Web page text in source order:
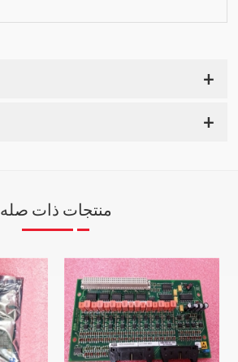
منتجات ذات صله